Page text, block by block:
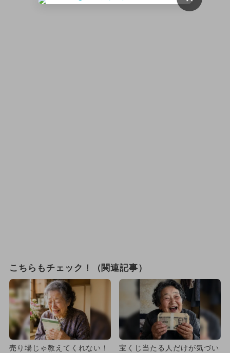
こちらもチェック！（関連記事）
売り場じゃ教えてくれない！
宝くじ当たる人だけが気づい